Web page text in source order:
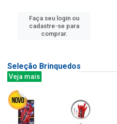
Faça seu login ou
cadastre-se para
comprar.
Seleção Brinquedos
Veja mais